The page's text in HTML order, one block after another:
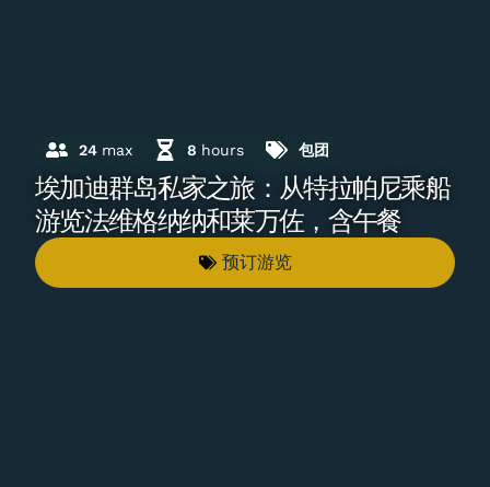
24 max 8 hours 包团
埃加迪群岛私家之旅：从特拉帕尼乘船
游览法维格纳纳和莱万佐，含午餐
预订游览